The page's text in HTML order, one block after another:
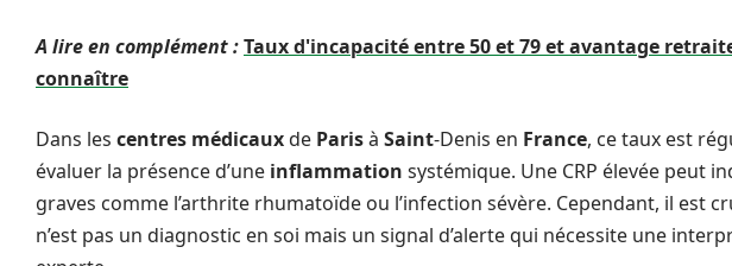
A lire en complément :Taux d'incapacité entre 50 et 79 et avantage
connaître
Dans les centres médicauxde Parisà Saint-Denis en France, ce taux est
évaluer la présence d’une inflammation systémique. Une CRP élevée peut
graves comme l’arthrite rhumatoïde ou l’infection sévère. Cependant, il est
n’est pas un diagnostic en soi mais un signal d’alerte qui nécessite une